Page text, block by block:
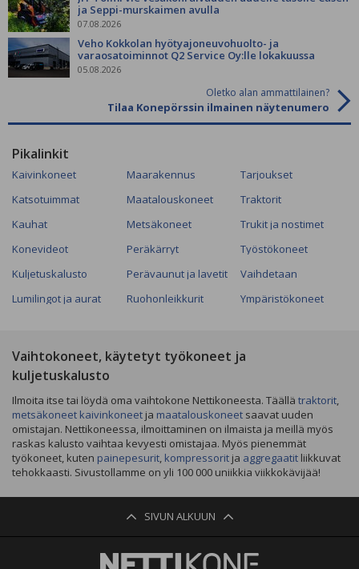
ja Seppi-murskaimen avulla
07.08.2026
Veho Kokkolan hyötyajoneuvohuolto- ja
varaosatoiminnot Q2 Service Oy:lle lokakuussa
05.08.2026
Oletko alan ammattilainen?
Tilaa Konepörssin ilmainen näytenumero
Pikalinkit
Kaivinkoneet
Katsotuimmat
Kauhat
Konevideot
Kuljetuskalusto
Lumilingot ja aurat
Maarakennus
Maatalouskoneet
Metsäkoneet
Peräkärryt
Perävaunut ja lavetit
Ruohonleikkurit
Tarjoukset
Traktorit
Trukit ja nostimet
Työstökoneet
Vaihdetaan
Ympäristökoneet
Vaihtokoneet, käytetyt työkoneet ja
kuljetuskalusto
Ilmoita itse tai löydä oma vaihtokone Nettikoneesta. Täällä traktorit,
metsäkoneet kaivinkoneet ja maatalouskoneet saavat uuden
omistajan. Nettikoneessa, ilmoittaminen on ilmaista ja meillä myös
raskas kalusto vaihtaa kevyesti omistajaa. Myös pienemmät
työkoneet, kuten painepesurit, kompressorit ja aggregaatit liikkuvat
tehokkaasti. Sivustollamme on yli 100 000 uniikkia viikkokävijää!
SIVUN ALKUUN